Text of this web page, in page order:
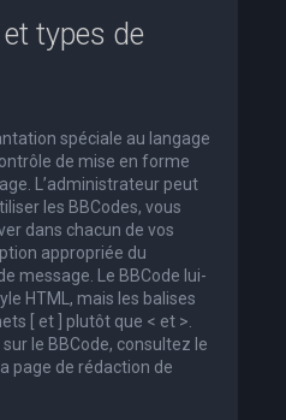
types de
spéciale au langage
de mise en forme
L’administrateur peut
les BBCodes, vous
dans chacun de vos
appropriée du
message. Le BBCode lui-
HTML, mais les balises
[ et ] plutôt que < et >.
le BBCode, consultez le
page de rédaction de